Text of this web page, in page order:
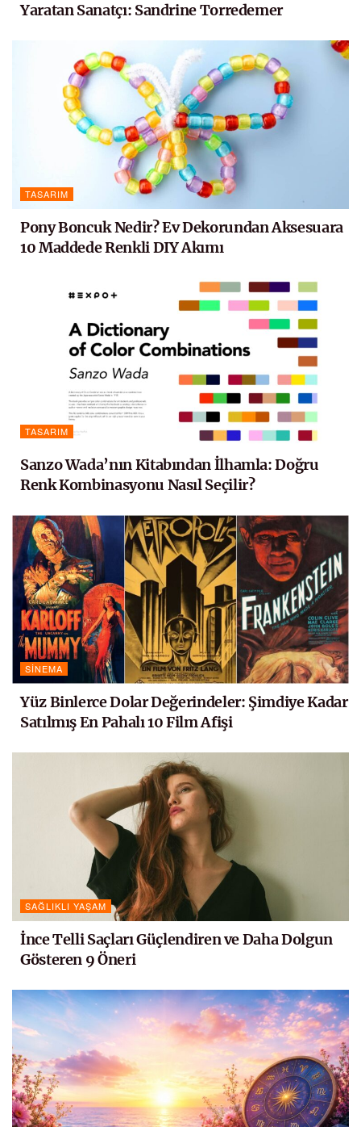
Yaratan Sanatçı: Sandrine Torredemer
TASARIM
Pony Boncuk Nedir? Ev Dekorundan Aksesuara
10 Maddede Renkli DIY Akımı
TASARIM
Sanzo Wada’nın Kitabından İlhamla: Doğru
Renk Kombinasyonu Nasıl Seçilir?
SINEMA
Yüz Binlerce Dolar Değerindeler: Şimdiye Kadar
Satılmış En Pahalı 10 Film Afişi
SAĞLIKLI YAŞAM
İnce Telli Saçları Güçlendiren ve Daha Dolgun
Gösteren 9 Öneri